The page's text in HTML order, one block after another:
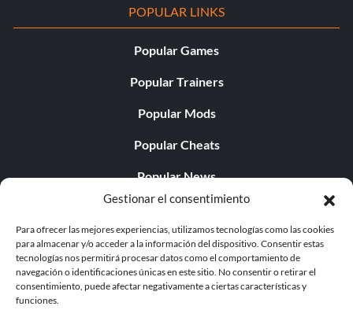
Gestionar el consentimiento
Para ofrecer las mejores experiencias, utilizamos tecnologías como las cookies
para almacenar y/o acceder a la información del dispositivo. Consentir estas
tecnologías nos permitirá procesar datos como el comportamiento de
navegación o identificaciones únicas en este sitio. No consentir o retirar el
consentimiento, puede afectar negativamente a ciertas características y
funciones.
POPULAR LINKS
Popular Games
Popular Trainers
Popular Mods
Popular Cheats
Popular News
Popular Editorials
Popular Free Games
LATEST UPDATES